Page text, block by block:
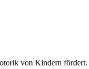
von Kindern